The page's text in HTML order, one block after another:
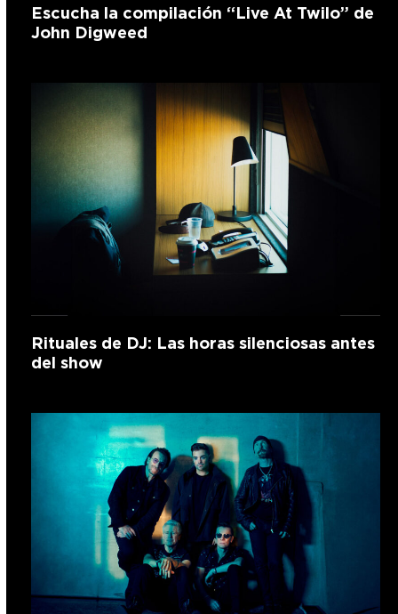
Escucha la compilación “Live At Twilo” de
John Digweed
Rituales de DJ: Las horas silenciosas antes
del show